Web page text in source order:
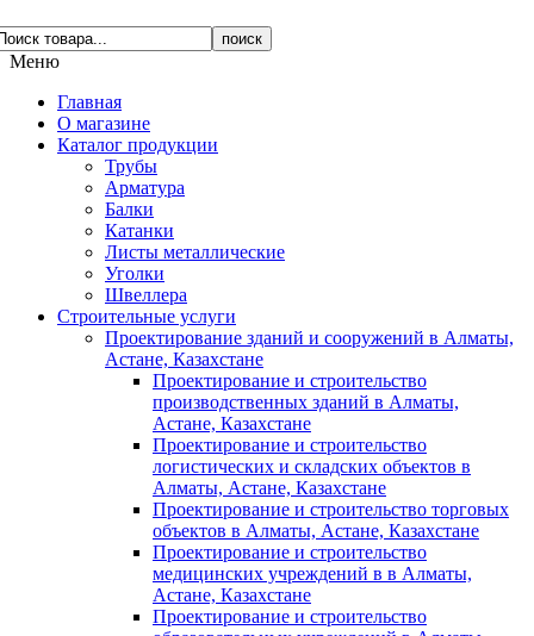
поиск
Меню
Главная
О магазине
Каталог продукции
Трубы
Арматура
Балки
Катанки
Листы металлические
Уголки
Швеллера
Строительные услуги
Проектирование зданий и сооружений в Алматы,
Астане, Казахстане
Проектирование и строительство
производственных зданий в Алматы,
Астане, Казахстане
Проектирование и строительство
логистических и складских объектов в
Алматы, Астане, Казахстане
Проектирование и строительство торговых
объектов в Алматы, Астане, Казахстане
Проектирование и строительство
медицинских учреждений в в Алматы,
Астане, Казахстане
Проектирование и строительство